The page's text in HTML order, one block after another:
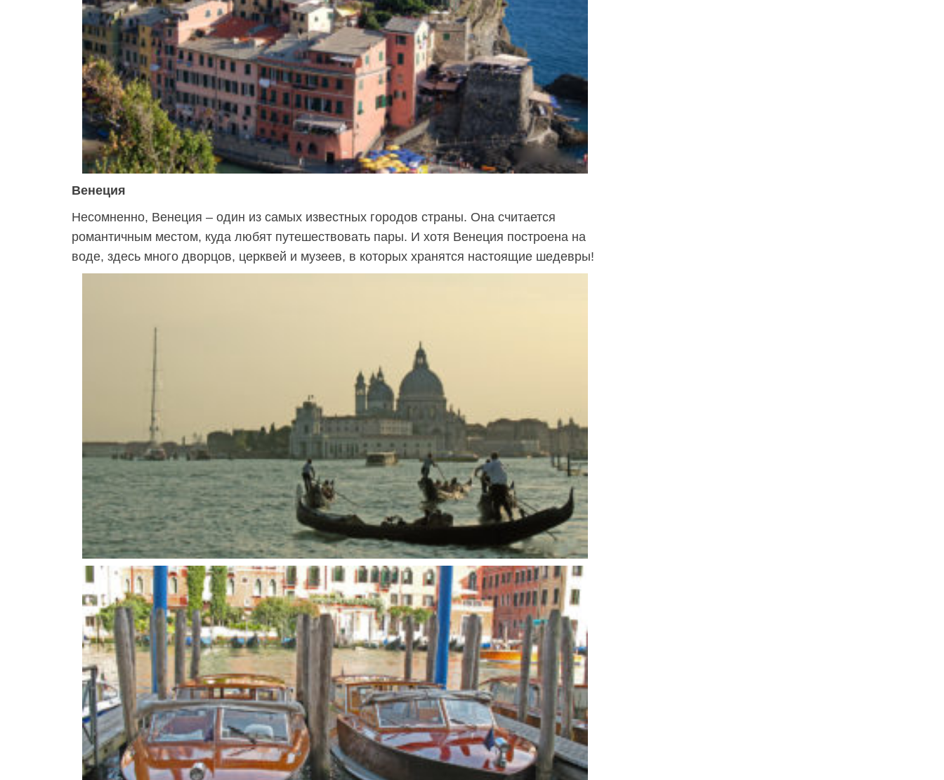
Венеция
Несомненно, Венеция – один из самых известных городов страны. Она считается
романтичным местом, куда любят путешествовать пары. И хотя Венеция построена на
воде, здесь много дворцов, церквей и музеев, в которых хранятся настоящие шедевры!